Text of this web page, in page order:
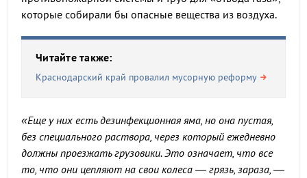
которые собирали бы опасные вещества из воздуха.
Читайте также:
Краснодарский край провалил мусорную реформу
«Еще у них есть дезинфекционная яма, но она пустая,
без специального раствора, через который ежедневно
должны проезжать грузовики. Это означает, что все
то, что они цепляют на свои колеса — грязь, зараза, —